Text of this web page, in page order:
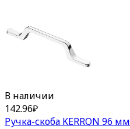
В наличии
142.96₽
Ручка-скоба KERRON 96